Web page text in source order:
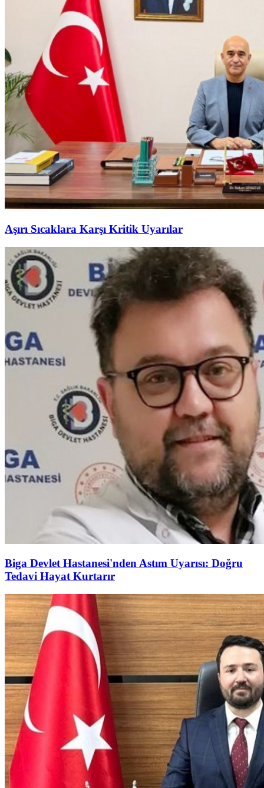
Aşırı Sıcaklara Karşı Kritik Uyarılar
Biga Devlet Hastanesi'nden Astım Uyarısı: Doğru
Tedavi Hayat Kurtarır